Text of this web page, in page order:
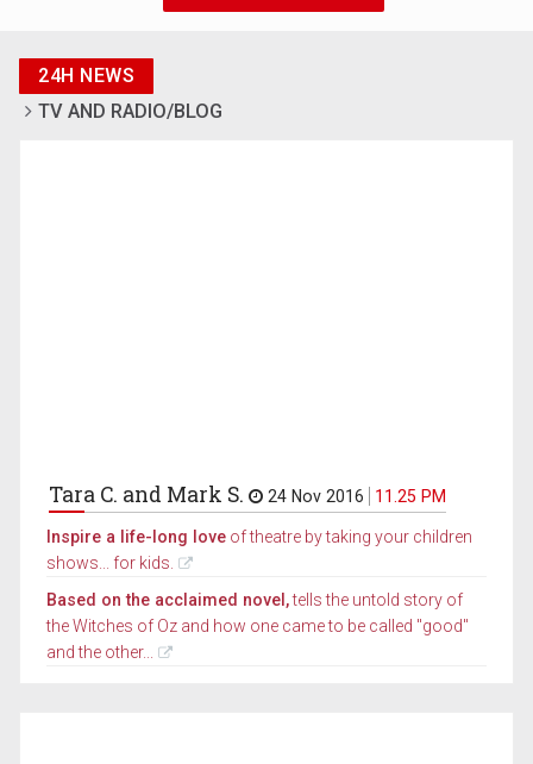
24H NEWS
TV AND RADIO/BLOG
Tara C. and Mark S. 24 Nov 2016 11.25 PM
Inspire a life-long love of theatre by taking your children
shows... for kids.
Based on the acclaimed novel,tells the untold story of
the Witches of Oz and how one came to be called "good"
and the other...